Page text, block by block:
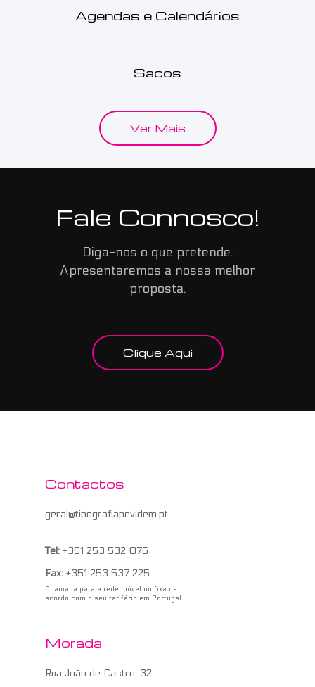
Agendas e Calendários
Sacos
Ver Mais
Fale Connosco!
Diga-nos o que pretende.
Apresentaremos a nossa melhor
proposta.
Clique Aqui
Contactos
geral@tipografiapevidem.pt
Tel: +351 253 532 076
Fax: +351 253 537 225
Chamada para a rede móvel ou fixa de
acordo com o seu tarifário em Portugal
Morada
Rua João de Castro, 32